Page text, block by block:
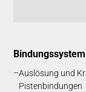
Bin­dungs­system
Auslösung und
Pistenbindungen